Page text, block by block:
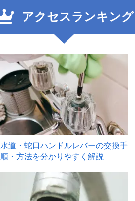
アクセスランキング
2
水道・蛇口ハンドルレバーの交換手
順・方法を分かりやすく解説